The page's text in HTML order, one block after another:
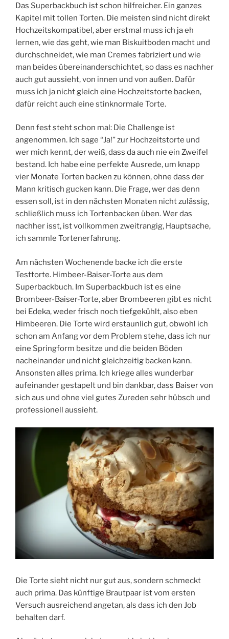
Das Superbackbuch ist schon hilfreicher. Ein ganzes
Kapitel mit tollen Torten. Die meisten sind nicht direkt
Hochzeitskompatibel, aber erstmal muss ich ja eh
lernen, wie das geht, wie man Biskuitboden macht und
durchschneidet, wie man Cremes fabriziert und wie
man beides übereinanderschichtet, so dass es nachher
auch gut aussieht, von innen und von außen. Dafür
muss ich ja nicht gleich eine Hochzeitstorte backen,
dafür reicht auch eine stinknormale Torte.
Denn fest steht schon mal: Die Challenge ist
angenommen. Ich sage “Ja!” zur Hochzeitstorte und
wer mich kennt, der weiß, dass da auch nie ein Zweifel
bestand. Ich habe eine perfekte Ausrede, um knapp
vier Monate Torten backen zu können, ohne dass der
Mann kritisch gucken kann. Die Frage, wer das denn
essen soll, ist in den nächsten Monaten nicht zulässig,
schließlich muss ich Tortenbacken üben. Wer das
nachher isst, ist vollkommen zweitrangig, Hauptsache,
ich sammle Tortenerfahrung.
Am nächsten Wochenende backe ich die erste
Testtorte. Himbeer-Baiser-Torte aus dem
Superbackbuch. Im Superbackbuch ist es eine
Brombeer-Baiser-Torte, aber Brombeeren gibt es nicht
bei Edeka, weder frisch noch tiefgekühlt, also eben
Himbeeren. Die Torte wird erstaunlich gut, obwohl ich
schon am Anfang vor dem Problem stehe, dass ich nur
eine Springform besitze und die beiden Böden
nacheinander und nicht gleichzeitig backen kann.
Ansonsten alles prima. Ich kriege alles wunderbar
aufeinander gestapelt und bin dankbar, dass Baiser von
sich aus und ohne viel gutes Zureden sehr hübsch und
professionell aussieht.
Die Torte sieht nicht nur gut aus, sondern schmeckt
auch prima. Das künftige Brautpaar ist vom ersten
Versuch ausreichend angetan, als dass ich den Job
behalten darf.